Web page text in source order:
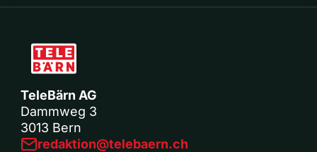
TeleBärn AG
Dammweg 3
3013 Bern
redaktion@telebaern.ch